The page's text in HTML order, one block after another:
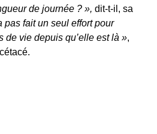
de journée ? », dit-t-il, sa
pas fait un seul effort pour
de vie depuis qu’elle est là »,